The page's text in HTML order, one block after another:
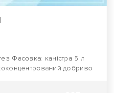
Фасовка: каністра 5 л
добриво